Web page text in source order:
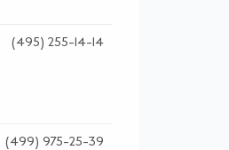
(495) 255-14-14
(499) 975-25-39